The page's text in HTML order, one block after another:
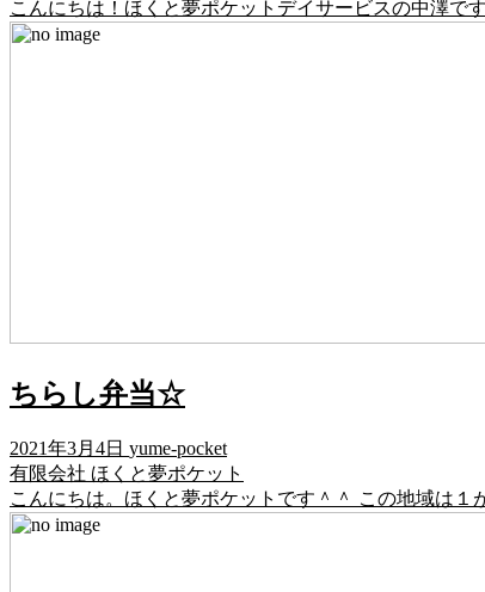
こんにちは！ほくと夢ポケットデイサービスの中澤
ちらし弁当☆
2021年3月4日 yume-pocket
有限会社 ほくと夢ポケット
こんにちは。ほくと夢ポケットです＾＾ この地域は